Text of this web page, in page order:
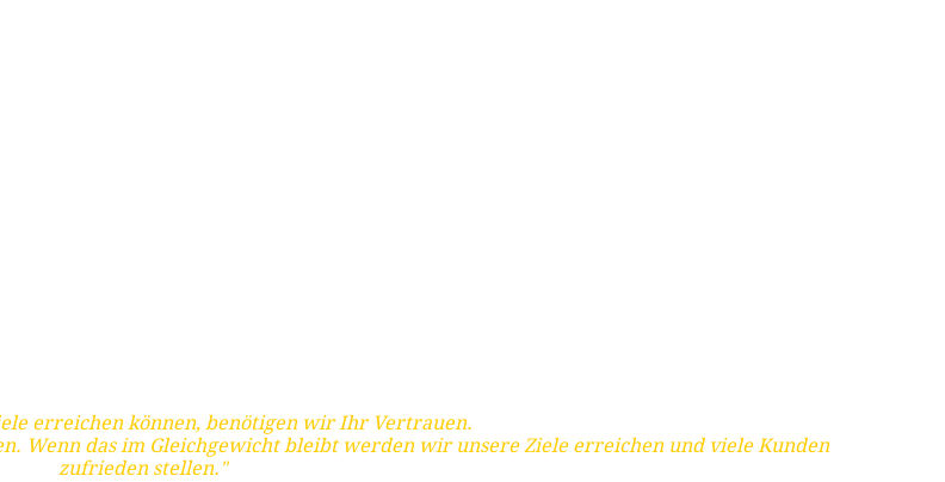
erreichen können, benötigen wir Ihr Vertrauen.
Wenn das im Gleichgewicht bleibt werden wir unsere Ziele erreichen und viele Kunden
zufrieden stellen."